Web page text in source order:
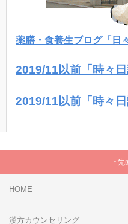
薬膳・食養生ブログ「日
2019/11以前「時々日
2019/11以前「時々日
先
HOME
漢方カウンセリング